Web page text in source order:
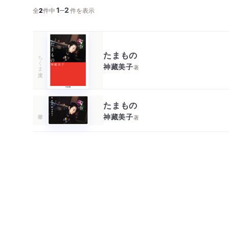
全2件中1─2件を表示
ちくま文庫 たまもの
神藏美子著
たまもの
神藏美子著